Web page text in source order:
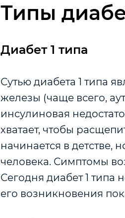
Типы
Диабет 1 типа
Сутью диабета 1 типа
железы (чаще всего,
инсулиновая
хватает, чтобы
начинается в детстве,
человека. Симптомы
Сегодня диабет 1 типа
его возникновения